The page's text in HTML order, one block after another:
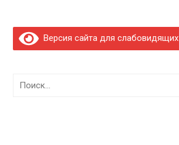
Версия сайта для слабовидящих
Найти: